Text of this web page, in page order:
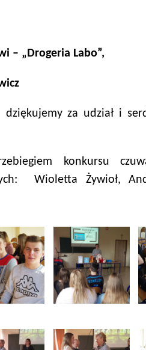
– „Drogeria Labo”,
dziękujemy za udział i
konkursu
Wioletta Żywioł,